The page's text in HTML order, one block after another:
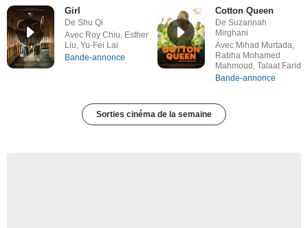
Girl
De Shu Qi
Avec Roy Chiu, Esther
Liu, Yu-Fei Lai
Bande-annonce
Cotton Queen
De Suzannah
Mirghani
Avec Mihad Murtada,
Rabha Mohamed
Mahmoud, Talaat Farid
Bande-annonce
Sorties cinéma de la semaine